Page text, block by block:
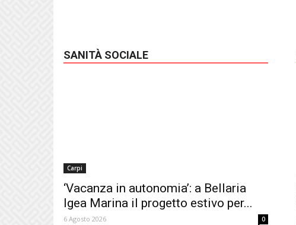
SANITÀ SOCIALE
Carpi
‘Vacanza in autonomia’: a Bellaria
Igea Marina il progetto estivo per...
6 Agosto 2026 0